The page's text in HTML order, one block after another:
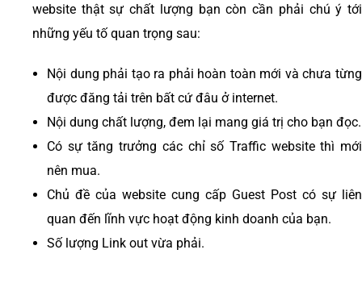
website thật sự chất lượng bạn còn cần phải chú ý tới
những yếu tố quan trọng sau:
Nội dung phải tạo ra phải hoàn toàn mới và chưa từng
được đăng tải trên bất cứ đâu ở internet.
Nội dung chất lượng, đem lại mang giá trị cho bạn đọc.
Có sự tăng trưởng các chỉ số Traffic website thì mới
nên mua.
Chủ đề của website cung cấp Guest Post có sự liên
quan đến lĩnh vực hoạt động kinh doanh của bạn.
Số lượng Link out vừa phải.